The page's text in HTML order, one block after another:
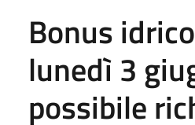
Bonus
lunedì 3
possibile